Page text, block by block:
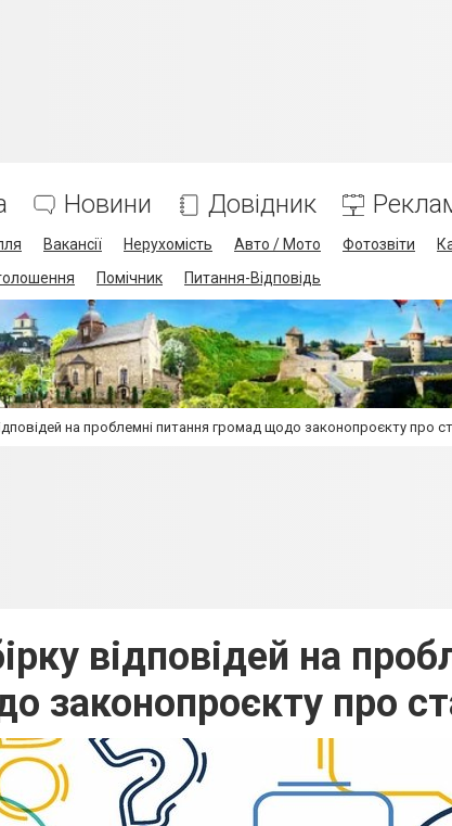
Новини Довідник
Вакансії Нерухомість Авто / Мото Фотозвіти
Помічник Питання-Відповідь
на проблемні питання громад щодо законопроєкту про
відповідей на
законопроєкту про